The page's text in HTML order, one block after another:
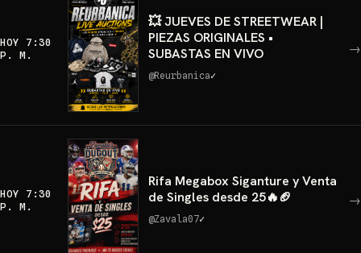
HOY 7:30
P. M.
💥 JUEVES DE STREETWEAR |
PIEZAS ORIGINALES •
SUBASTAS EN VIVO
@Reurbanica✓
→
HOY 7:30
P. M.
Rifa Megabox Siganture y Venta
de Singles desde 25🔥🏈
@Zavala07✓
→